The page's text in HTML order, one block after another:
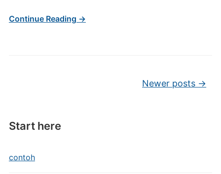
Start here
contoh
Continue Reading →
Newer posts →